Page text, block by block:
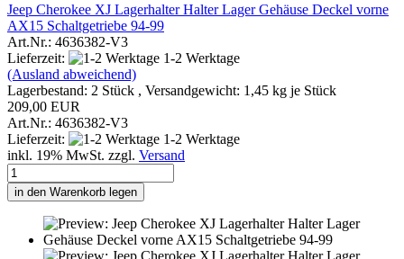
Jeep Cherokee XJ Lagerhalter Halter Lager Gehäuse Deckel vorne
AX15 Schaltgetriebe 94-99
Art.Nr.: 4636382-V3
Lieferzeit:
1-2 Werktage
(Ausland abweichend)
Lagerbestand: 2 Stück , Versandgewicht: 1,45 kg je Stück
209,00 EUR
Art.Nr.: 4636382-V3
Lieferzeit:
1-2 Werktage
inkl. 19% MwSt. zzgl. Versand
in den Warenkorb legen